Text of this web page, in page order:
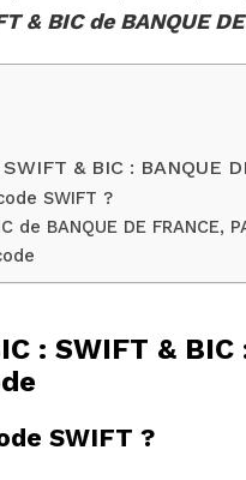
& BIC de BANQUE
& BIC : BANQUE
SWIFT ?
de BANQUE DE FRANCE,
: SWIFT & BIC
SWIFT ?